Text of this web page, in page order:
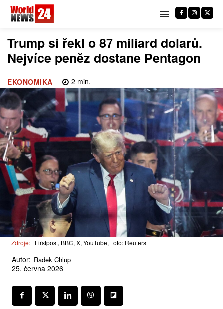
Trump si řekl o 87 miliard dolarů.
Nejvíce peněz dostane Pentagon
EKONOMIKA 2 min.
Zdroje: Firstpost, BBC, X, YouTube, Foto: Reuters
Autor: Radek Chlup
25. června 2026